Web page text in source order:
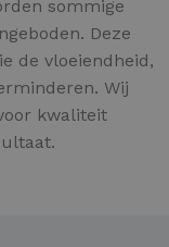
sommige
Deze
de vloeiendheid,
Wij
kwaliteit